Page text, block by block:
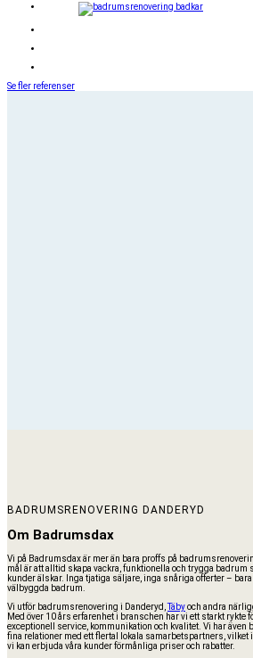
Se fler referenser
BADRUMSRENOVERING DANDERYD
Om Badrumsdax
Vi på Badrumsdax är mer än bara proffs på
mål är att alltid skapa vackra, funktionella och trygga badrum
kunder älskar. Inga tjatiga säljare, inga snåriga offerter – bara
välbyggda badrum.
Vi utför badrumsrenovering i Danderyd,Täbyoch andra
Med över 10 års erfarenhet i branschen har vi ett starkt rykte
exceptionell service, kommunikation och kvalitet. Vi har även
fina relationer med ett flertal lokala samarbetspartners, vilket
vi kan erbjuda våra kunder förmånliga priser och rabatter.